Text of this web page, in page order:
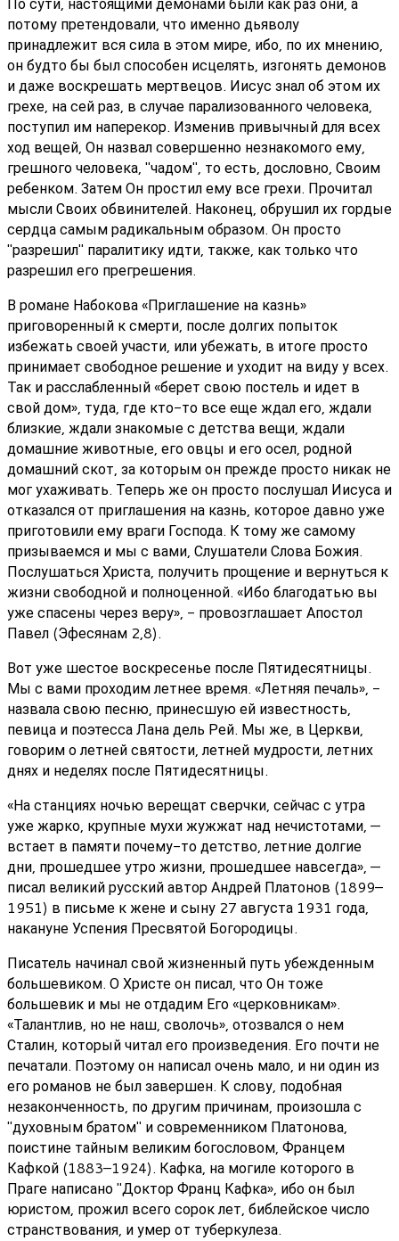
потому претендовали, что именно дьяволу
принадлежит вся сила в этом мире, ибо, по их мнению,
он будто бы был способен исцелять, изгонять демонов
и даже воскрешать мертвецов. Иисус знал об этом их
грехе, на сей раз, в случае парализованного человека,
поступил им наперекор. Изменив привычный для всех
ход вещей, Он назвал совершенно незнакомого ему,
грешного человека, "чадом", то есть, дословно, Своим
ребенком. Затем Он простил ему все грехи. Прочитал
мысли Своих обвинителей. Наконец, обрушил их гордые
сердца самым радикальным образом. Он просто
"разрешил" паралитику идти, также, как только что
разрешил его прегрешения.
В романе Набокова «Приглашение на казнь»
приговоренный к смерти, после долгих попыток
избежать своей участи, или убежать, в итоге просто
принимает свободное решение и уходит на виду у всех.
Так и расслабленный «берет свою постель и идет в
свой дом», туда, где кто-то все еще ждал его, ждали
близкие, ждали знакомые с детства вещи, ждали
домашние животные, его овцы и его осел, родной
домашний скот, за которым он прежде просто никак не
мог ухаживать. Теперь же он просто послушал Иисуса и
отказался от приглашения на казнь, которое давно уже
приготовили ему враги Господа. К тому же самому
призываемся и мы с вами, Слушатели Слова Божия.
Послушаться Христа, получить прощение и вернуться к
жизни свободной и полноценной. «Ибо благодатью вы
уже спасены через веру», - провозглашает Апостол
Павел (Эфесянам 2,8).
Вот уже шестое воскресенье после Пятидесятницы.
Мы с вами проходим летнее время. «Летняя печаль», -
назвала свою песню, принесшую ей известность,
певица и поэтесса Лана дель Рей. Мы же, в Церкви,
говорим о летней святости, летней мудрости, летних
днях и неделях после Пятидесятницы.
«На станциях ночью верещат сверчки, сейчас с утра
уже жарко, крупные мухи жужжат над нечистотами, —
встает в памяти почему-то детство, летние долгие
дни, прошедшее утро жизни, прошедшее навсегда», —
писал великий русский автор Андрей Платонов (1899–
1951) в письме к жене и сыну 27 августа 1931 года,
накануне Успения Пресвятой Богородицы.
Писатель начинал свой жизненный путь убежденным
большевиком. О Христе он писал, что Он тоже
большевик и мы не отдадим Его «церковникам».
«Талантлив, но не наш, сволочь», отозвался о нем
Сталин, который читал его произведения. Его почти не
печатали. Поэтому он написал очень мало, и ни один из
его романов не был завершен. К слову, подобная
незаконченность, по другим причинам, произошла с
"духовным братом" и современником Платонова,
поистине тайным великим богословом, Францем
Кафкой (1883–1924). Кафка, на могиле которого в
Праге написано "Доктор Франц Кафка», ибо он был
юристом, прожил всего сорок лет, библейское число
странствования, и умер от туберкулеза.